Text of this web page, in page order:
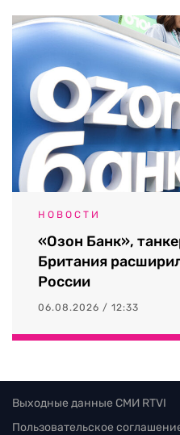
НОВОСТИ
«Озон Банк»,
Британия
России
06.08.2026 / 12:33
Выходные данные СМИ RTVI
Пользовательское